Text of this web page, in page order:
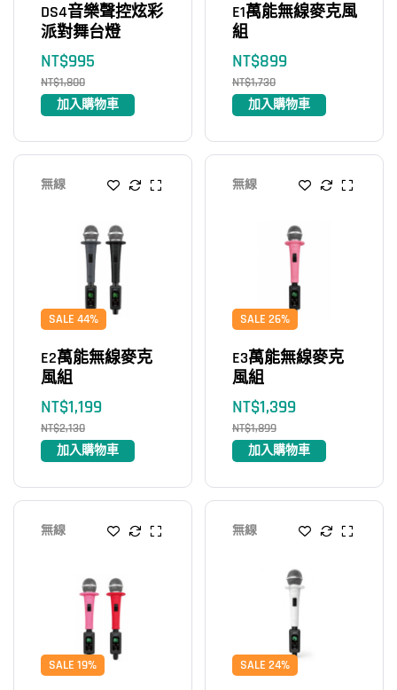
DS4音樂聲控炫彩
派對舞台燈
NT$1,800
NT$995
加入購物車
E1萬能無線麥克風
組
NT$1,730
NT$899
加入購物車
無線
SALE 44%
E2萬能無線麥克
風組
NT$2,130
NT$1,199
加入購物車
無線
SALE 26%
E3萬能無線麥克
風組
NT$1,899
NT$1,399
加入購物車
無線
SALE 19%
無線
SALE 24%